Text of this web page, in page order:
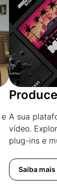
A sua
vídeo.
plug-ins e
Saiba mais